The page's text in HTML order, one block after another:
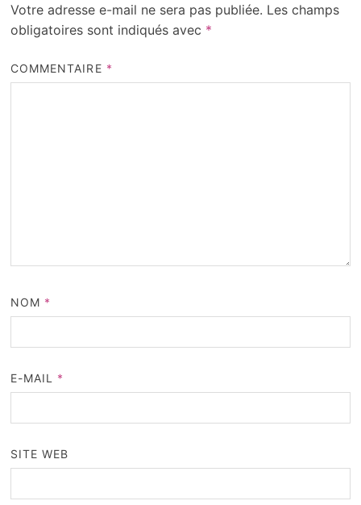
Votre adresse e-mail ne sera pas publiée. Les champs
obligatoires sont indiqués avec *
COMMENTAIRE *
NOM *
E-MAIL *
SITE WEB